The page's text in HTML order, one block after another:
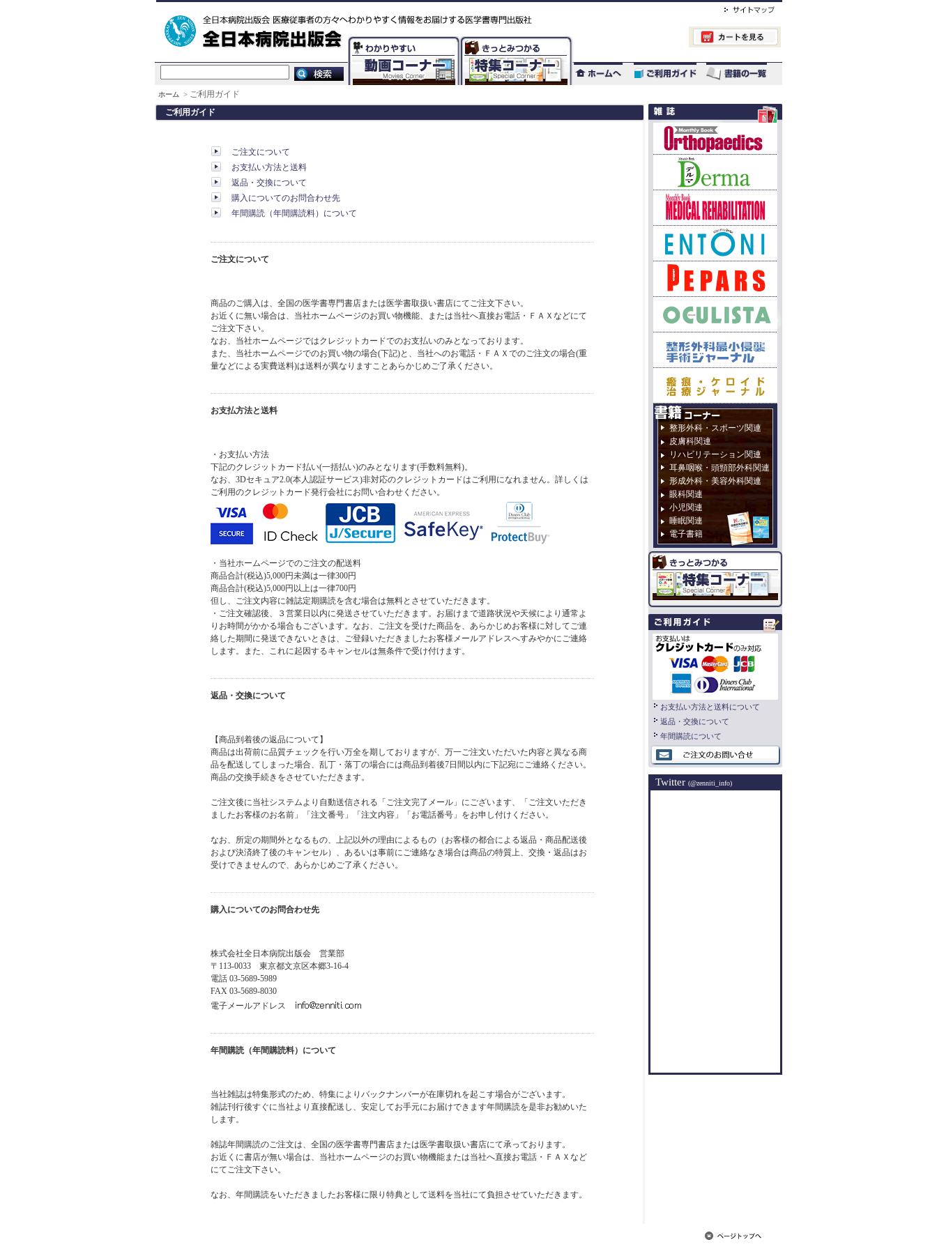
ホーム > ご利用ガイド
ご利用ガイド
ご注文について
お支払い方法と送料
返品・交換について
購入についてのお問合わせ先
年間購読（年間購読料）について
ご注文について
商品のご購入は、全国の医学書専門書店または医学書取扱い書店にてご注文下さい。
お近くに無い場合は、当社ホームページのお買い物機能、または当社へ直接お電話・ＦＡＸなどにて
ご注文下さい。
なお、当社ホームページではクレジットカードでのお支払いのみとなっております。
また、当社ホームページでのお買い物の場合(下記)と、当社へのお電話・ＦＡＸでのご注文の場合(重
量などによる実費送料)は送料が異なりますことあらかじめご了承ください。
お支払方法と送料
・お支払い方法
下記のクレジットカード払い(一括払い)のみとなります(手数料無料)。
なお、3Dセキュア2.0(本人認証サービス)非対応のクレジットカードはご利用になれません。詳しくは
ご利用のクレジットカード発行会社にお問い合わせください。
・当社ホームページでのご注文の配送料
商品合計(税込)5,000円未満は一律300円
商品合計(税込)5,000円以上は一律700円
但し、ご注文内容に雑誌定期購読を含む場合は無料とさせていただきます。
・ご注文確認後、３営業日以内に発送させていただきます。お届けまで道路状況や天候により通常よ
りお時間がかかる場合もございます。なお、ご注文を受けた商品を、あらかじめお客様に対してご連
絡した期間に発送できないときは、ご登録いただきましたお客様メールアドレスへすみやかにご連絡
します。また、これに起因するキャンセルは無条件で受け付けます。
返品・交換について
【商品到着後の返品について】
商品は出荷前に品質チェックを行い万全を期しておりますが、万一ご注文いただいた内容と異なる商
品を配送してしまった場合、乱丁・落丁の場合には商品到着後7日間以内に下記宛にご連絡ください。
商品の交換手続きをさせていただきます。
ご注文後に当社システムより自動送信される「ご注文完了メール」にございます、「ご注文いただき
ましたお客様のお名前」「注文番号」「注文内容」「お電話番号」をお申し付けください。
なお、所定の期間外となるもの、上記以外の理由によるもの（お客様の都合による返品・商品配送後
および決済終了後のキャンセル）、あるいは事前にご連絡なき場合は商品の特質上、交換・返品はお
受けできませんので、あらかじめご了承ください。
購入についてのお問合わせ先
株式会社全日本病院出版会 営業部
〒113-0033 東京都文京区本郷3-16-4
電話 03-5689-5989
FAX 03-5689-8030
電子メールアドレス
年間購読（年間購読料）について
当社雑誌は特集形式のため、特集によりバックナンバーが在庫切れを起こす場合がございます。
雑誌刊行後すぐに当社より直接配送し、安定してお手元にお届けできます年間購読を是非お勧めいた
します。
雑誌年間購読のご注文は、全国の医学書専門書店または医学書取扱い書店にて承っております。
お近くに書店が無い場合は、当社ホームページのお買い物機能または当社へ直接お電話・ＦＡＸなど
にてご注文下さい。
なお、年間購読をいただきましたお客様に限り特典として送料を当社にて負担させていただきます。
整形外科・スポーツ関連
皮膚科関連
リハビリテーション関連
耳鼻咽喉・頭頸部外科関連
形成外科・美容外科関連
眼科関連
小児関連
睡眠関連
電子書籍
お支払い方法と送料について
返品・交換について
年間購読について
Twitter (@zenniti_info)